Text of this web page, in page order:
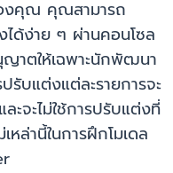
องคุณ คุณสามารถ
ได้ง่าย ๆ ผ่านคอนโซล
าตให้เฉพาะนักพัฒนา
รับแต่งแต่ละรายการจะ
จะไม่ใช้การปรับแต่งที่
หล่านี้ในการฝึกโมเดล